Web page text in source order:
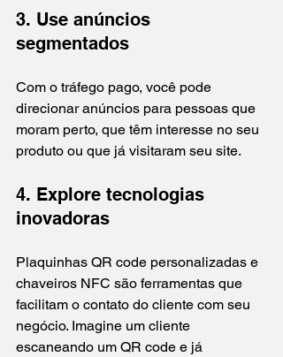
3. Use anúncios
segmentados
Com o tráfego pago, você pode
direcionar anúncios para pessoas que
moram perto, que têm interesse no seu
produto ou que já visitaram seu site.
4. Explore tecnologias
inovadoras
Plaquinhas QR code personalizadas e
chaveiros NFC são ferramentas que
facilitam o contato do cliente com seu
negócio. Imagine um cliente
escaneando um QR code e já